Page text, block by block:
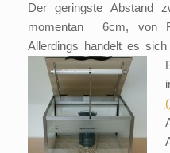
Der geringste Abstand
momentan 6cm, von
Allerdings handelt es